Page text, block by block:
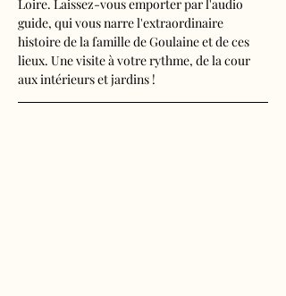
Loire. Laissez-vous emporter par l'audio
guide, qui vous narre l'extraordinaire
histoire de la famille de Goulaine et de ces
lieux. Une visite à votre rythme, de la cour
aux intérieurs et jardins !